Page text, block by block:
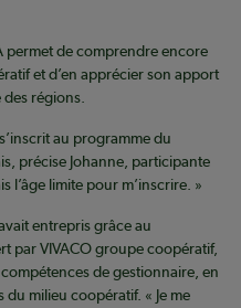
permet de comprendre encore
et d’en apprécier son apport
des régions.
au programme du
précise Johanne, participante
l’âge limite pour m’inscrire. »
entrepris grâce au
par VIVACO groupe coopératif,
de gestionnaire, en
du milieu coopératif. « Je me